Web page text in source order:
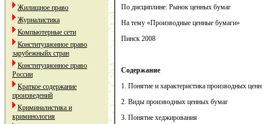
Жилищное право
Журналистика
Компьютерные сети
Конституционное право
зарубежныйх стран
Конституционное право
России
Краткое содержание
произведений
Криминалистика и
криминология
По дисциплине: Рынок ценных бумаг
На тему «Производные ценные бумаги»
Пинск 2008
Содержание
1. Понятие и характеристика производных
2. Виды производных ценных бумаг
3. Понятие хеджирования